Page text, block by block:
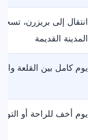
انتقال إلى بريزرن،
المدينة القديمة
يوم كامل بين القلعة
يوم أخف للراحة أو